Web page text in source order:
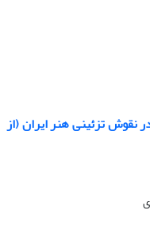
نقوش تزئینی هنر ایران (از